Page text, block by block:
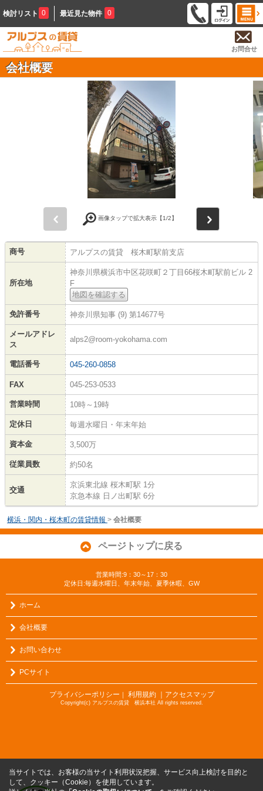
検討リスト 0 最近見た物件 0
お問合せ
会社概要
画像タップで拡大表示【1/2】
商号 アルプスの賃貸 桜木町駅前支店
所在地
神奈川県横浜市中区花咲町２丁目66桜木町駅前ビル 2
F
地図を確認する
免許番号 神奈川県知事 (9) 第14677号
メールアドレ
ス
alps2@room-yokohama.com
電話番号 045-260-0858
FAX 045-253-0533
営業時間 10時～19時
定休日 毎週水曜日・年末年始
資本金 3,500万
従業員数 約50名
交通
京浜東北線 桜木町駅 1分
京急本線 日ノ出町駅 6分
横浜・関内・桜木町の賃貸情報 > 会社概要
ページトップに戻る
営業時間:9：30～17：30
定休日:毎週水曜日、年末年始、夏季休暇、GW
ホーム
会社概要
お問い合わせ
PCサイト
プライバシーポリシー ｜ 利用規約 ｜アクセスマップ
Copyright(c) アルプスの賃貸 横浜本社 All rights reserved.
当サイトでは、お客様の当サイト利用状況把握、サービス向上検討を目的と
して、クッキー（Cookie）を使用しています。